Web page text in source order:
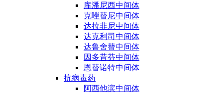
库潘尼西中间体
克唑替尼中间体
达拉非尼中间体
达克利司中间体
达鲁舍替中间体
因多昔芬中间体
恩替诺特中间体
抗病毒药
阿西他滨中间体